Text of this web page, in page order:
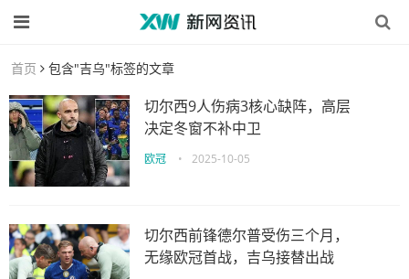
首页 包含"吉乌"标签的文章
切尔西9人伤病3核心缺阵，高层
决定冬窗不补中卫
欧冠 • 2025-10-05
切尔西前锋德尔普受伤三个月，
无缘欧冠首战，吉乌接替出战